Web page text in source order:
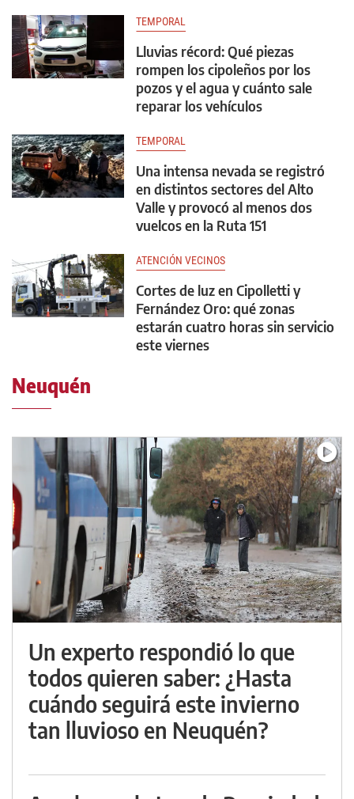
TEMPORAL
Lluvias récord: Qué piezas
rompen los cipoleños por los
pozos y el agua y cuánto sale
reparar los vehículos
TEMPORAL
Una intensa nevada se registró
en distintos sectores del Alto
Valle y provocó al menos dos
vuelcos en la Ruta 151
ATENCIÓN VECINOS
Cortes de luz en Cipolletti y
Fernández Oro: qué zonas
estarán cuatro horas sin servicio
este viernes
Neuquén
Un experto respondió lo que
todos quieren saber: ¿Hasta
cuándo seguirá este invierno
tan lluvioso en Neuquén?